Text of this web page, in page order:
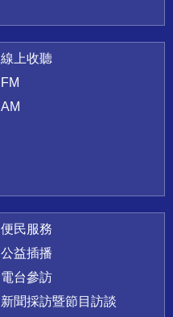
線上收聽
FM
AM
便民服務
公益插播
電台參訪
新聞採訪暨節目訪談